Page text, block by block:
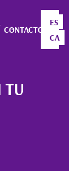
CONTACTO
ES
CA
TU